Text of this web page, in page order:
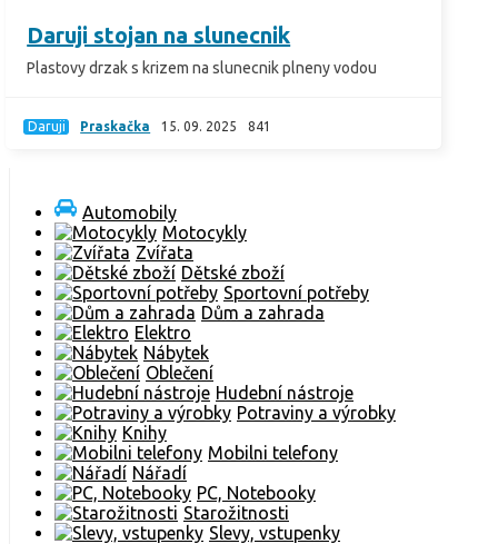
Daruji stojan na slunecnik
Plastovy drzak s krizem na slunecnik plneny vodou
Daruji Praskačka 15. 09. 2025 841
Automobily
Motocykly
Zvířata
Dětské zboží
Sportovní potřeby
Dům a zahrada
Elektro
Nábytek
Oblečení
Hudební nástroje
Potraviny a výrobky
Knihy
Mobilni telefony
Nářadí
PC, Notebooky
Starožitnosti
Slevy, vstupenky